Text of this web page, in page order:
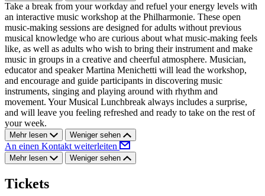
Take a break from your workday and refuel your energy levels with
an interactive music workshop at the Philharmonie. These open
music-making sessions are designed for adults without previous
musical knowledge who are curious about what music-making feels
like, as well as adults who wish to bring their instrument and make
music in groups in a creative and cheerful atmosphere. Musician,
educator and speaker Martina Menichetti will lead the workshop,
and encourage and guide participants in discovering music
instruments, singing and playing around with rhythm and
movement. Your Musical Lunchbreak always includes a surprise,
and will leave you feeling refreshed and ready to take on the rest of
your week.
Mehr lesen Weniger sehen
An einen Kontakt weiterleiten
Mehr lesen Weniger sehen
Tickets